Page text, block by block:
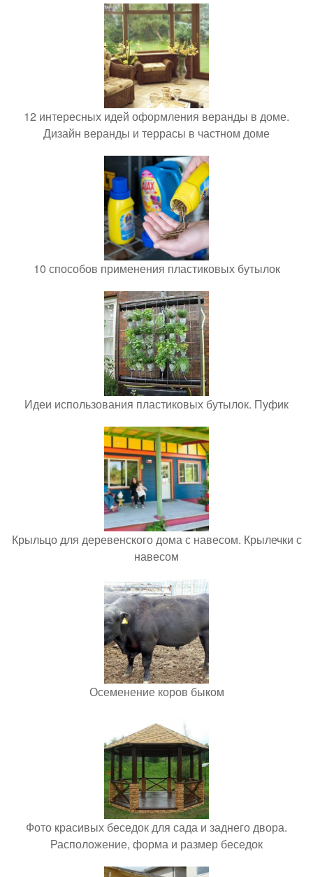
12 интересных идей оформления веранды в доме.
Дизайн веранды и террасы в частном доме
10 способов применения пластиковых бутылок
Идеи использования пластиковых бутылок. Пуфик
Крыльцо для деревенского дома с навесом. Крылечки с
навесом
Осеменение коров быком
Фото красивых беседок для сада и заднего двора.
Расположение, форма и размер беседок